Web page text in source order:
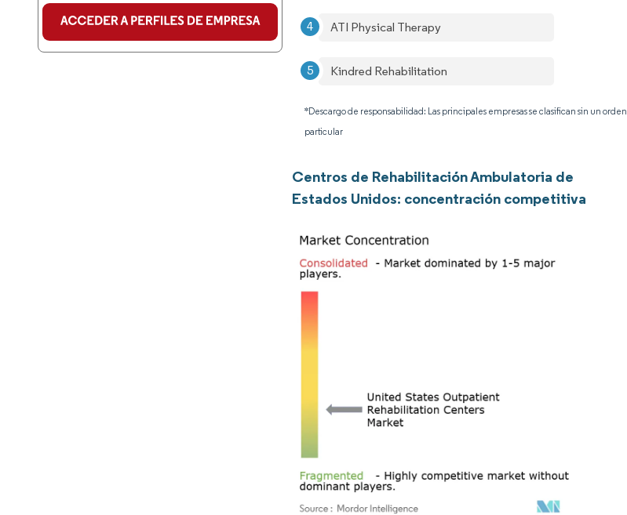
ATI Physical Therapy
Kindred Rehabilitation
*Descargo de responsabilidad: Las principales empresas se clasifican sin un orden
particular
Centros de Rehabilitación Ambulatoria de
Estados Unidos: concentración competitiva